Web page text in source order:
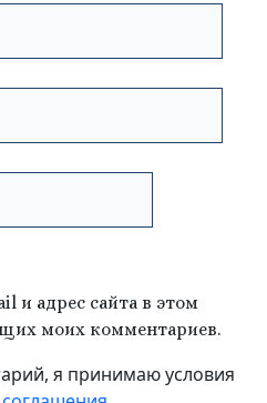
и адрес сайта в этом
моих комментариев.
я принимаю условия